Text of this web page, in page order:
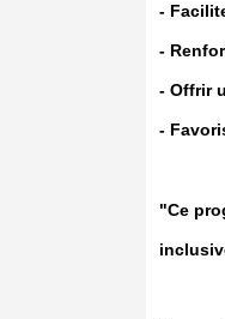
-
-
- Offrir
-
"Ce